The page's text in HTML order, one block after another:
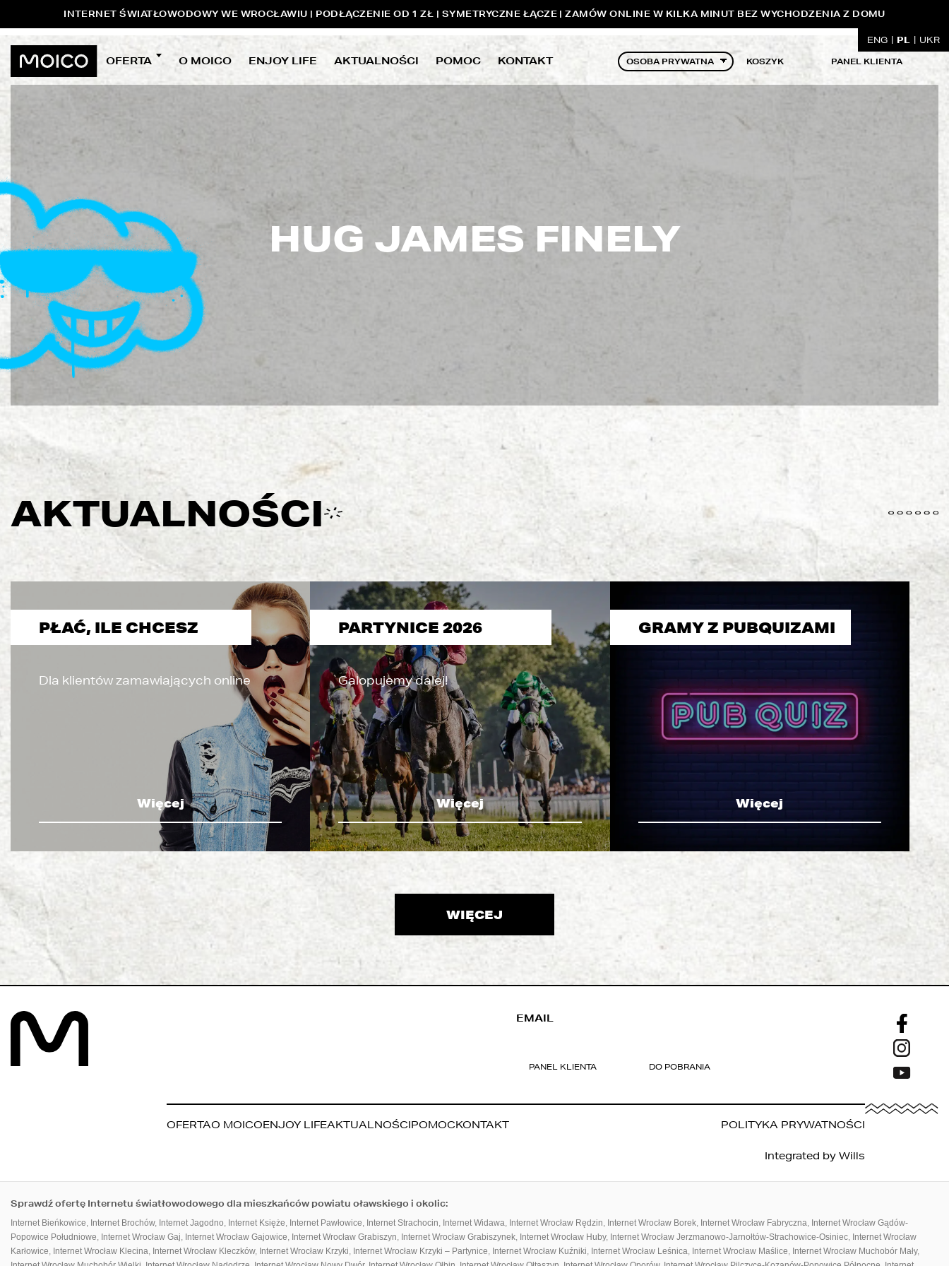
INTERNET ŚWIATŁOWODOWY WE WROCŁAWIU | PODŁĄCZENIE OD 1 ZŁ | SYMETRYCZNE ŁĄCZE | ZAMÓW ONLINE W KILKA MINUT BEZ WYCHODZENIA Z DOMU
OFERTA O MOICO ENJOY LIFE AKTUALNOŚCI POMOC KONTAKT KOSZYK PANEL KLIENTA
ENG PL UKR
HUG JAMES FINELY
AKTUALNOŚCI
PŁAĆ, ILE CHCESZ
Dla klientów zamawiających online
Więcej
PARTYNICE 2026
Galopujemy dalej!
Więcej
GRAMY Z PUBQUIZAMI
Więcej
WIĘCEJ
EMAIL
PANEL KLIENTA DO POBRANIA
OFERTAO MOICOENJOY LIFEAKTUALNOŚCIPOMOCKONTAKT POLITYKA PRYWATNOŚCI
Integrated by Wills
Sprawdź ofertę Internetu światłowodowego dla mieszkańców powiatu oławskiego i okolic:
Internet Bieńkowice, Internet Brochów, Internet Jagodno, Internet Księże, Internet Pawłowice, Internet Strachocin, Internet Widawa, Internet Wrocław Rędzin, Internet Wrocław Borek, Internet Wrocław Fabryczna, Internet Wrocław Gądów-
Popowice Południowe, Internet Wrocław Gaj, Internet Wrocław Gajowice, Internet Wrocław Grabiszyn, Internet Wrocław Grabiszynek, Internet Wrocław Huby, Internet Wrocław Jerzmanowo-Jarnołtów-Strachowice-Osiniec, Internet Wrocław
Karłowice, Internet Wrocław Klecina, Internet Wrocław Kleczków, Internet Wrocław Krzyki, Internet Wrocław Krzyki – Partynice, Internet Wrocław Kuźniki, Internet Wrocław Leśnica, Internet Wrocław Maślice, Internet Wrocław Muchobór Mały,